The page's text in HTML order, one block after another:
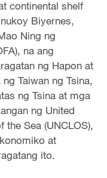
continental shelf
Biyernes,
Ning ng
na ang
ng Hapon at
Taiwan ng Tsina,
ng Tsina at mga
ng United
the Sea (UNCLOS),
at
ito.